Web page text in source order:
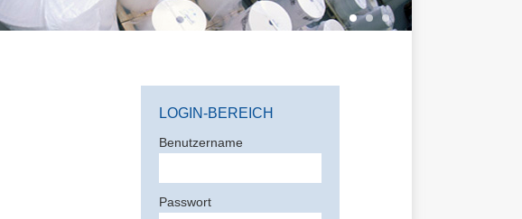
1 2 3
LOGIN-BEREICH
Benutzername
Passwort